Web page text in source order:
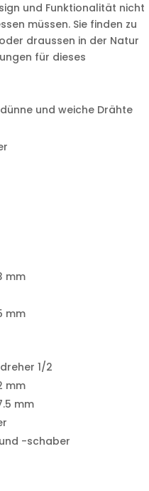
und Funktionalität nicht
müssen. Sie finden zu
draussen in der Natur
für dieses
und weiche Drähte
mm
mm
1/2
mm
mm
-schaber